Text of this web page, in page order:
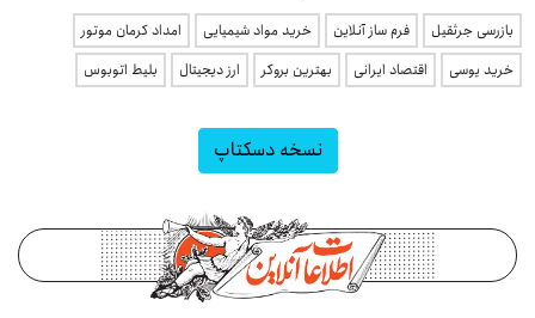
بازرسی جرثقیل فرم ساز آنلاین خرید مواد شیمیایی
امداد کرمان موتور
خرید یوسی
اقتصاد ایرانی بهترین بروکر ارز دیجیتال بلیط اتوبوس
نسخه دسکتاپ